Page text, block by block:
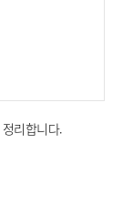
리합니다.